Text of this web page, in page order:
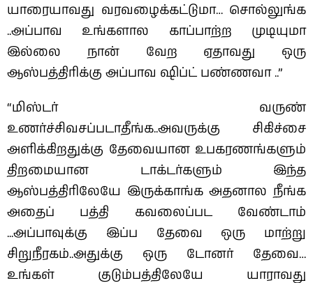
யாரையாவது வரவழைக்கட்டுமா… சொல்லுங்க
..அப்பாவ உங்களால காப்பாற்ற முடியுமா
இல்லை நான் வேற ஏதாவது ஒரு
ஆஸ்பத்திரிக்கு அப்பாவ ஷிப்ட் பண்ணவா ..”
“மிஸ்டர் வருண்
உணர்ச்சிவசப்படாதீங்க..அவருக்கு சிகிச்சை
அளிக்கிறதுக்கு தேவையான உபகரணங்களும்
திறமையான டாக்டர்களும் இந்த
ஆஸ்பத்திரிலேயே இருக்காங்க அதனால நீங்க
அதைப் பத்தி கவலைப்பட வேண்டாம்
...அப்பாவுக்கு இப்ப தேவை ஒரு மாற்று
சிறுநீரகம்..அதுக்கு ஒரு டோனர் தேவை…
உங்கள் குடும்பத்திலேயே யாராவது